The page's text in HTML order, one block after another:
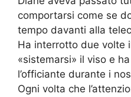
comportarsi come se
tempo davanti alla
Ha interrotto due volte
«sistemarsi» il viso e
l’officiante durante i
Ogni volta che